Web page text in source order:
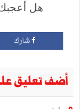
هل
شارك
أضف تعليق